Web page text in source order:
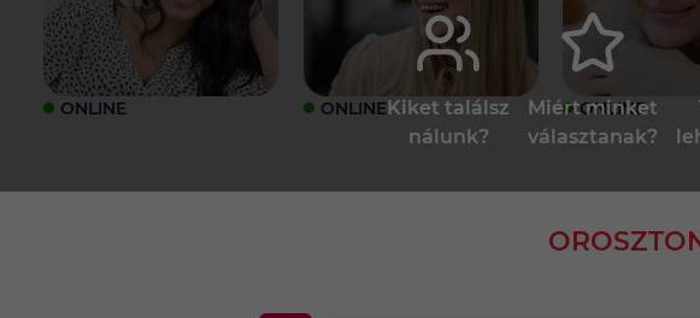
ONLINE ONLINE ONLINE
Kiket találsz
nálunk?
Miért minket
választanak?